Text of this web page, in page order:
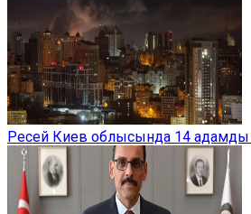
Ресей Киев облысында 14 адамды